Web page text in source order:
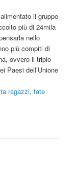
il gruppo
più di 24mila
nello
più compiti di
ovvero il triplo
Paesi dell’Unione
ragazzi, fate